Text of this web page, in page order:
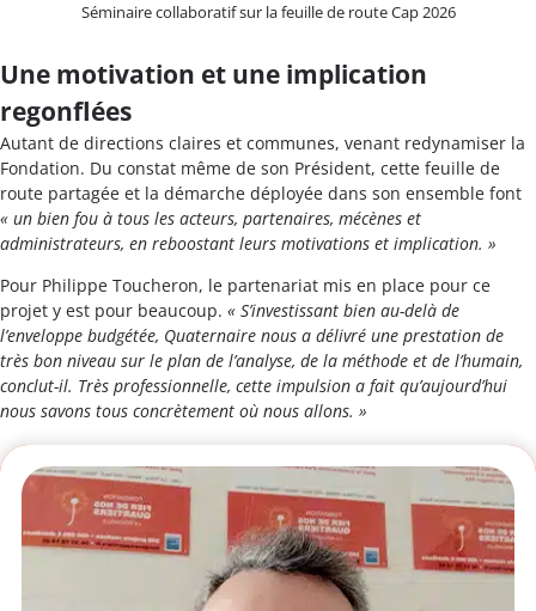
Séminaire collaboratif sur la feuille de route Cap 2026
Une motivation et une implication
regonflées
Autant de directions claires et communes, venant redynamiser la
Fondation. Du constat même de son Président, cette feuille de
route partagée et la démarche déployée dans son ensemble font
« un bien fou à tous les acteurs, partenaires, mécènes et
administrateurs, en reboostant leurs motivations et implication. »
Pour Philippe Toucheron, le partenariat mis en place pour ce
projet y est pour beaucoup. « S’investissant bien au-delà de
l’enveloppe budgétée, Quaternaire nous a délivré une prestation de
très bon niveau sur le plan de l’analyse, de la méthode et de l’humain,
conclut-il. Très professionnelle, cette impulsion a fait qu’aujourd’hui
nous savons tous concrètement où nous allons. »